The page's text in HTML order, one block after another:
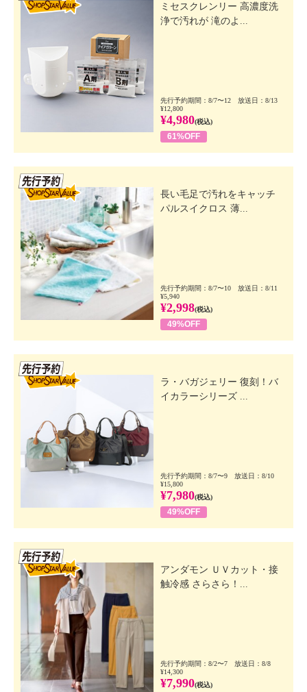
ミセスクレンリー 高濃度洗
浄で汚れが 滝のよ...
先行予約期間：8/7〜12 放送日：8/13
¥12,800
¥4,980(税込)
61%OFF
長い毛足で汚れをキャッチ
パルスイクロス 薄...
先行予約期間：8/7〜10 放送日：8/11
¥5,940
¥2,998(税込)
49%OFF
ラ・バガジェリー 復刻！バ
イカラーシリーズ ...
先行予約期間：8/7〜9 放送日：8/10
¥15,800
¥7,980(税込)
49%OFF
アンダモン ＵＶカット・接
触冷感 さらさら！...
先行予約期間：8/2〜7 放送日：8/8
¥14,300
¥7,990(税込)